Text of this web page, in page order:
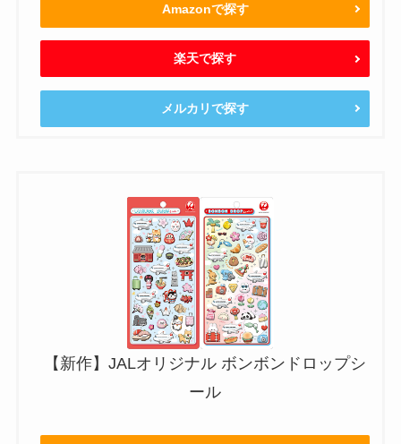
Amazonで探す
楽天で探す
メルカリで探す
【新作】JALオリジナル ボンボンドロップシ
ール